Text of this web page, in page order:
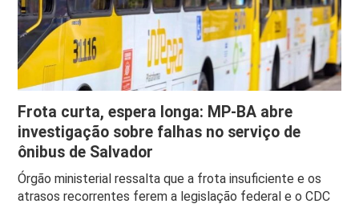
Frota curta, espera longa: MP-BA abre
investigação sobre falhas no serviço de
ônibus de Salvador
Órgão ministerial ressalta que a frota insuficiente e os
atrasos recorrentes ferem a legislação federal e o CDC